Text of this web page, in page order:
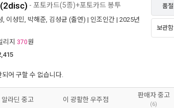
(2disc) - 포토카드(5종)+포토카드 봉투
, 이성민, 박해준, 김성균 (출연) | 인조인간 | 2025년
리지 370원
어 구할 수 없습니다.
품절
보관함
알라딘 중고 이 광활한 우주점
판매자 중고
(6)